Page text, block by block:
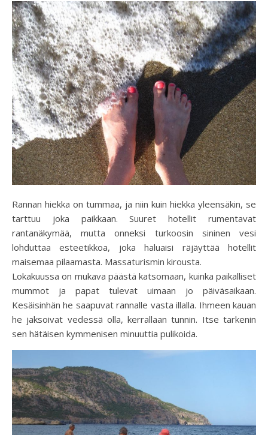
Rannan hiekka on tummaa, ja niin kuin hiekka yleensäkin, se
tarttuu joka paikkaan. Suuret hotellit rumentavat
rantanäkymää, mutta onneksi turkoosin sininen vesi
lohduttaa esteetikkoa, joka haluaisi räjäyttää hotellit
maisemaa pilaamasta. Massaturismin kirousta.
Lokakuussa on mukava päästä katsomaan, kuinka paikalliset
mummot ja papat tulevat uimaan jo päiväsaikaan.
Kesäisinhän he saapuvat rannalle vasta illalla. Ihmeen kauan
he jaksoivat vedessä olla, kerrallaan tunnin. Itse tarkenin
sen hätäisen kymmenisen minuuttia pulikoida.